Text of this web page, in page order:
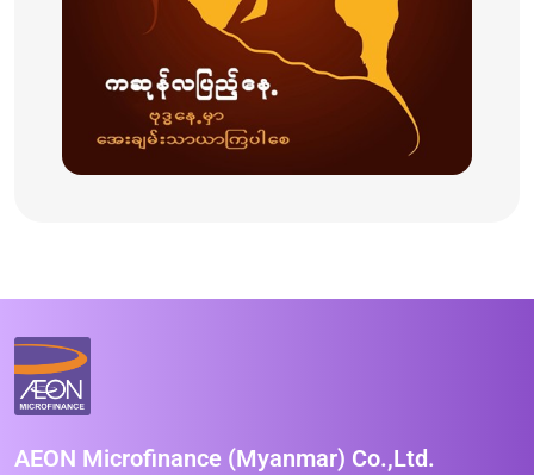
AEON Microfinance (Myanmar) Co.,Ltd.